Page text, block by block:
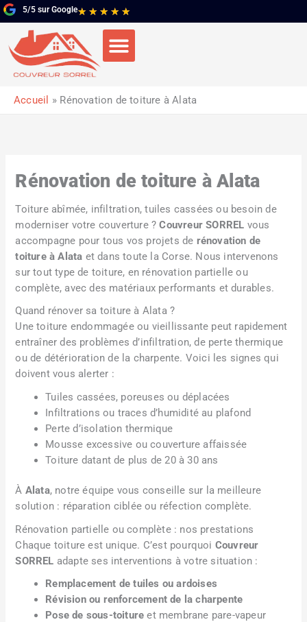
Aller
au
contenu
5/5 sur Google★ ★ ★ ★ ★Noté
5
5
Accueil Rénovation de toiture à Alata
Rénovation de toiture à Alata
Toiture abîmée, infiltration, tuiles cassées ou besoin de
moderniser votre couverture ?Couvreur SORREL vous
accompagne pour tous vos projets de rénovation de
toiture à Alata et dans toute la Corse. Nous intervenons
sur tout type de toiture, en rénovation partielle ou
complète, avec des matériaux performants et durables.
Quand rénover sa toiture à Alata ?
Une toiture endommagée ou vieillissante peut rapidement
entraîner des problèmes d’infiltration, de perte thermique
ou de détérioration de la charpente. Voici les signes qui
doivent vous alerter :
Tuiles cassées, poreuses ou déplacées
Infiltrations ou traces d’humidité au plafond
Perte d’isolation thermique
Mousse excessive ou couverture affaissée
Toiture datant de plus de 20 à 30 ans
À Alata, notre équipe vous conseille sur la meilleure
solution : réparation ciblée ou réfection complète.
Rénovation partielle ou complète : nos prestations
Chaque toiture est unique. C’est pourquoi Couvreur
SORREL adapte ses interventions à votre situation :
Remplacement de tuiles ou ardoises
Révision ou renforcement de la charpente
Pose de sous-toiture et membrane pare-vapeur